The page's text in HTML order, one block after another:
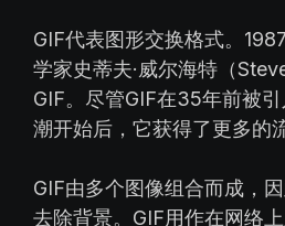
GIF代表图形交换格式。
学家史蒂夫·威尔海特（
GIF。尽管GIF在35年前被
潮开始后，它获得了更多的
GIF由多个图像组合而成，
去除背景。GIF用作在网络